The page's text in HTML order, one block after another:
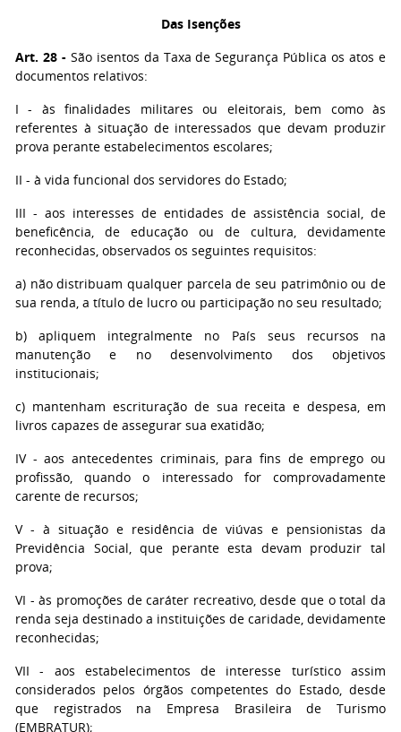
Das Isenções
Art. 28 -São isentos da Taxa de Segurança Pública os atos e
documentos relativos:
I - às finalidades militares ou eleitorais, bem como às
referentes à situação de interessados que devam produzir
prova perante estabelecimentos escolares;
II - à vida funcional dos servidores do Estado;
III - aos interesses de entidades de assistência social, de
beneficência, de educação ou de cultura, devidamente
reconhecidas, observados os seguintes requisitos:
a) não distribuam qualquer parcela de seu patrimônio ou de
sua renda, a título de lucro ou participação no seu resultado;
b) apliquem integralmente no País seus recursos na
manutenção e no desenvolvimento dos objetivos
institucionais;
c) mantenham escrituração de sua receita e despesa, em
livros capazes de assegurar sua exatidão;
IV - aos antecedentes criminais, para fins de emprego ou
profissão, quando o interessado for comprovadamente
carente de recursos;
V - à situação e residência de viúvas e pensionistas da
Previdência Social, que perante esta devam produzir tal
prova;
VI - às promoções de caráter recreativo, desde que o total da
renda seja destinado a instituições de caridade, devidamente
reconhecidas;
VII - aos estabelecimentos de interesse turístico assim
considerados pelos órgãos competentes do Estado, desde
que registrados na Empresa Brasileira de Turismo
(EMBRATUR);